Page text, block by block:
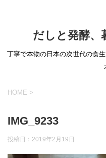
だしと発酵、
丁寧で本物の日本の次世代の食
HOME >
IMG_9233
投稿日： 2019年2月19日